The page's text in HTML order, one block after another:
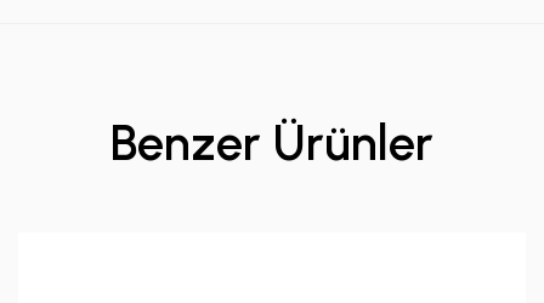
Benzer Ürünler